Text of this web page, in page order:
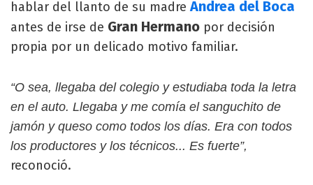
hablar del llanto de su madre Andrea del Boca
antes de irse de Gran Hermano por decisión
propia por un delicado motivo familiar.
“O sea, llegaba del colegio y estudiaba toda la letra
en el auto. Llegaba y me comía el sanguchito de
jamón y queso como todos los días. Era con todos
los productores y los técnicos... Es fuerte”,
reconoció.